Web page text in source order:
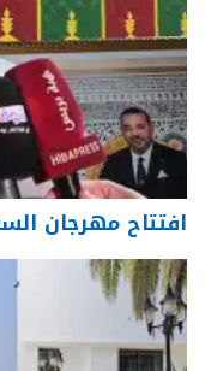
افتتاح مهرجان